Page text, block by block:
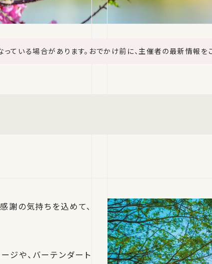
っている場合があります。おでかけ前に、主催者の最新情報を
謝の気持ちを込めて、
ジや、バーテンダート